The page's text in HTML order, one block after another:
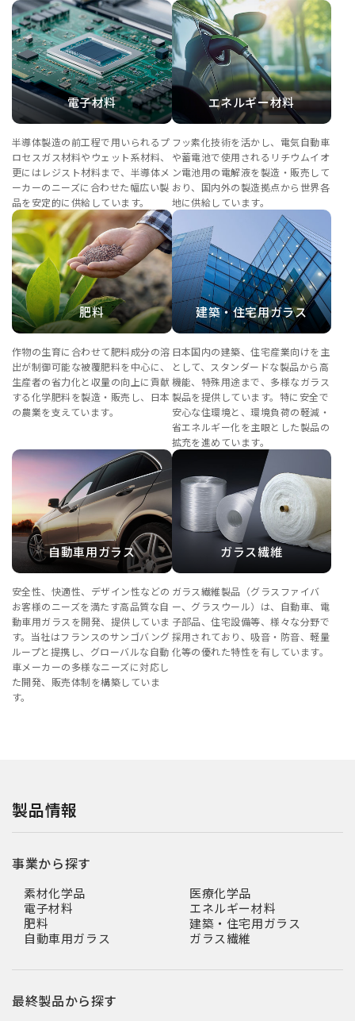
電子材料
半導体製造の前工程で用いられるプ
ロセスガス材料やウェット系材料、
更にはレジスト材料まで、半導体メ
ーカーのニーズに合わせた幅広い製
品を安定的に供給しています。
エネルギー材料
フッ素化技術を活かし、電気自動車
や蓄電池で使用されるリチウムイオ
ン電池用の電解液を製造・販売して
おり、国内外の製造拠点から世界各
地に供給しています。
肥料
作物の生育に合わせて肥料成分の溶
出が制御可能な被覆肥料を中心に、
生産者の省力化と収量の向上に貢献
する化学肥料を製造・販売し、日本
の農業を支えています。
建築・住宅用ガラス
日本国内の建築、住宅産業向けを主
として、スタンダードな製品から高
機能、特殊用途まで、多様なガラス
製品を提供しています。特に安全で
安心な住環境と、環境負荷の軽減・
省エネルギー化を主眼とした製品の
拡充を進めています。
自動車用ガラス
安全性、快適性、デザイン性などの
お客様のニーズを満たす高品質な自
動車用ガラスを開発、提供していま
す。当社はフランスのサンゴバング
ループと提携し、グローバルな自動
車メーカーの多様なニーズに対応し
た開発、販売体制を構築していま
す。
ガラス繊維
ガラス繊維製品（グラスファイバ
ー、グラスウール）は、自動車、電
子部品、住宅設備等、様々な分野で
採用されており、吸音・防音、軽量
化等の優れた特性を有しています。
製品情報
事業から探す
素材化学品
医療化学品
電子材料
エネルギー材料
肥料
建築・住宅用ガラス
自動車用ガラス
ガラス繊維
最終製品から探す